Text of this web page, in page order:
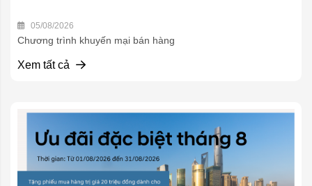
05/08/2026
Chương trình khuyến mại bán hàng
Xem tất cả